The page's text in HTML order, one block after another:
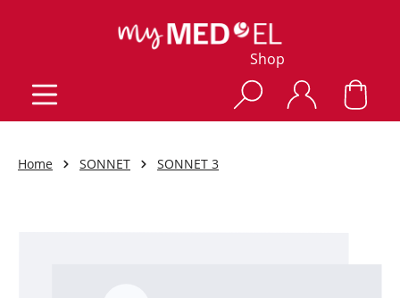
Shop
Home SONNET SONNET 3